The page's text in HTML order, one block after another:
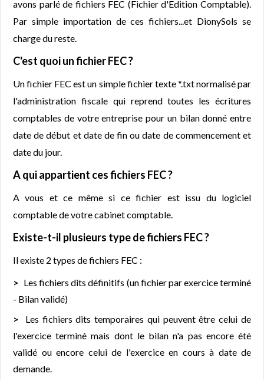
avons parlé de fichiers FEC (Fichier d'Edition Comptable).
Par simple importation de ces fichiers...et DionySols se
charge du reste.
C'est quoi un fichier FEC ?
Un fichier FEC est un simple fichier texte *.txt normalisé par
l'administration fiscale qui reprend toutes les écritures
comptables de votre entreprise pour un bilan donné entre
date de début et date de fin ou date de commencement et
date du jour.
A qui appartient ces fichiers FEC ?
A vous et ce même si ce fichier est issu du logiciel
comptable de votre cabinet comptable.
Existe-t-il plusieurs type de fichiers FEC ?
Il existe 2 types de fichiers FEC :
Les fichiers dits définitifs (un fichier par exercice terminé
- Bilan validé)
Les fichiers dits temporaires qui peuvent être celui de
l'exercice terminé mais dont le bilan n'a pas encore été
validé ou encore celui de l'exercice en cours à date de
demande.